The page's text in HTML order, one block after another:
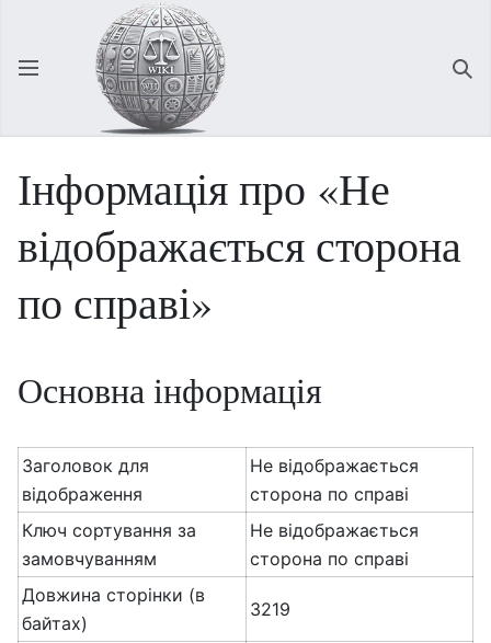
Відкрити головне меню
Інформація про «Не
відображається сторона
по справі»
Основна інформація
Заголовок для
відображення
Не відображається
сторона по справі
Ключ сортування за
замовчуванням
Не відображається
сторона по справі
Довжина сторінки (в
байтах)
3219